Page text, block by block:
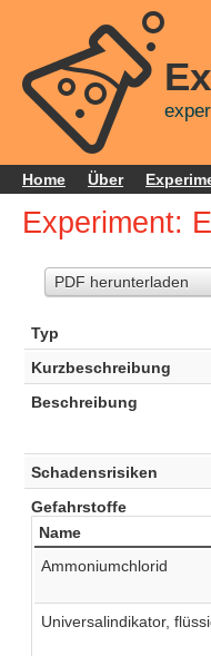
Home Über
Experiment:
PDF herunterladen
Typ
Kurzbeschreibung
Beschreibung
Schadensrisiken
Gefahrstoffe
Name
Ammoniumchlorid
Universalindikator,